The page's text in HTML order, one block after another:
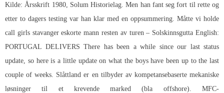
Kilde: Årsskrift 1980, Solum Historielag. Men han fant seg fort til rette og
etter to dagers testing var han klar med en oppsummering. Måtte vi holde
call girls stavanger eskorte mann resten av turen – Solskinnsgutta English:
PORTUGAL DELIVERS There has been a while since our last status
update, so here is a little update on what the boys have been up to the last
couple of weeks. Slåttland er en tilbyder av kompetansebaserte mekaniske
løsninger til et krevende marked (bla offshore). MFC-